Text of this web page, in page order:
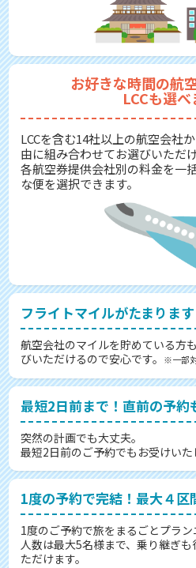
お好きな時間の航
LCCも選べ
LCCを含む14社以上の航空会社
由に組み合わせてお選びいただけ
各航空券提供会社別の料金を一
な便を選択できます。
フライトマイルがたまります
航空会社のマイルを貯めている方
びいただけるので安心です。
※一部
最短2日前まで！直前の予約
突然の計画でも大丈夫。
最短2日前のご予約でもお受けいた
1度の予約で完結！最大４区
1度のご予約で旅をまるごとプラン
人数は最大5名様まで、乗り継ぎ
ただけます。